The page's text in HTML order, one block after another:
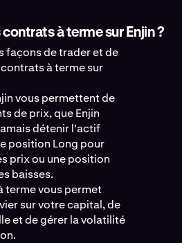
à terme sur Enjin ?
façons de trader et de
à terme sur
vous permettent de
de prix, que Enjin
détenir l'actif
position Long pour
prix ou une position
baisses.
terme vous permet
sur votre capital, de
et de gérer la volatilité